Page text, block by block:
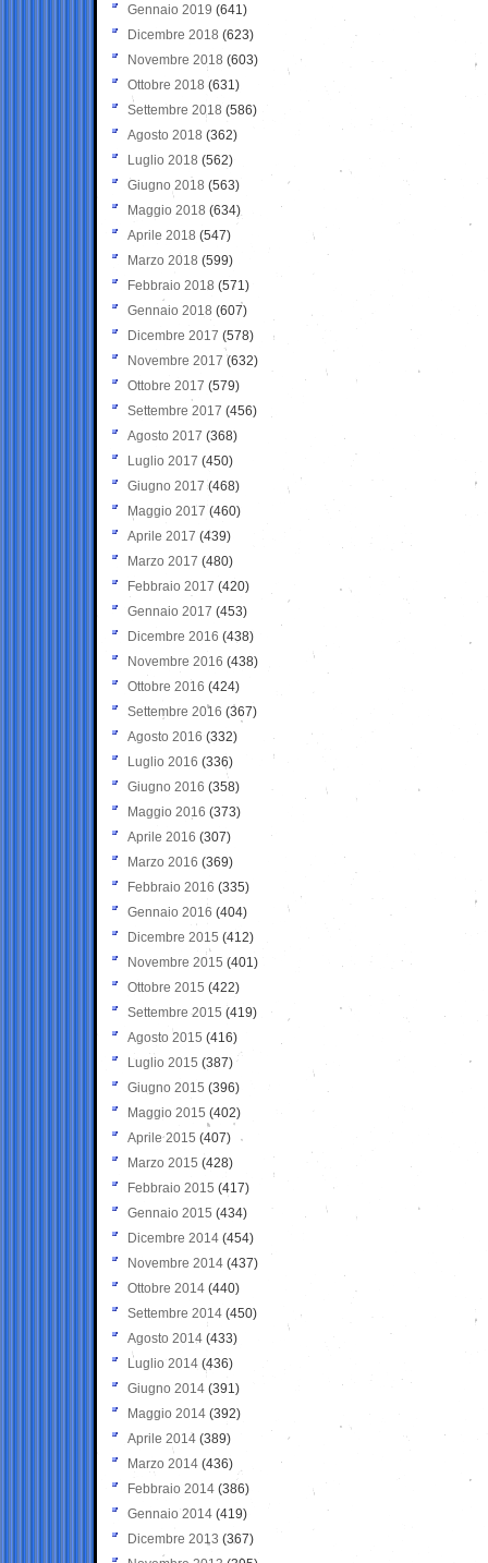
Gennaio 2019 (641)
Dicembre 2018 (623)
Novembre 2018 (603)
Ottobre 2018 (631)
Settembre 2018 (586)
Agosto 2018 (362)
Luglio 2018 (562)
Giugno 2018 (563)
Maggio 2018 (634)
Aprile 2018 (547)
Marzo 2018 (599)
Febbraio 2018 (571)
Gennaio 2018 (607)
Dicembre 2017 (578)
Novembre 2017 (632)
Ottobre 2017 (579)
Settembre 2017 (456)
Agosto 2017 (368)
Luglio 2017 (450)
Giugno 2017 (468)
Maggio 2017 (460)
Aprile 2017 (439)
Marzo 2017 (480)
Febbraio 2017 (420)
Gennaio 2017 (453)
Dicembre 2016 (438)
Novembre 2016 (438)
Ottobre 2016 (424)
Settembre 2016 (367)
Agosto 2016 (332)
Luglio 2016 (336)
Giugno 2016 (358)
Maggio 2016 (373)
Aprile 2016 (307)
Marzo 2016 (369)
Febbraio 2016 (335)
Gennaio 2016 (404)
Dicembre 2015 (412)
Novembre 2015 (401)
Ottobre 2015 (422)
Settembre 2015 (419)
Agosto 2015 (416)
Luglio 2015 (387)
Giugno 2015 (396)
Maggio 2015 (402)
Aprile 2015 (407)
Marzo 2015 (428)
Febbraio 2015 (417)
Gennaio 2015 (434)
Dicembre 2014 (454)
Novembre 2014 (437)
Ottobre 2014 (440)
Settembre 2014 (450)
Agosto 2014 (433)
Luglio 2014 (436)
Giugno 2014 (391)
Maggio 2014 (392)
Aprile 2014 (389)
Marzo 2014 (436)
Febbraio 2014 (386)
Gennaio 2014 (419)
Dicembre 2013 (367)